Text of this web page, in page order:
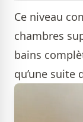
Ce niveau
chambres
bains
qu’une suite